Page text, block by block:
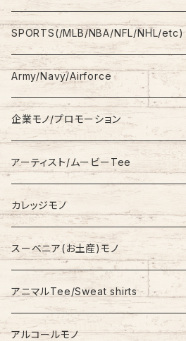
L/S
S/S
Sweatshirt
Hoodie
Fleece
Knit/Sweater
Jacket
Nylon Jacket
Stadium Jumper
Down Jacket
Shorts
adidas
Champion
Carhartt
Columbia
NAUTICA
NIKE
RALPH LAUREN
TOMMY HILFIGER
SPORTS(/MLB/NBA/NFL/NHL/etc)
Army/Navy/Airforce
企業モノ/プロモーション
アーティスト/ムービーTee
カレッジモノ
スーベニア(お土産)モノ
アニマルTee/Sweat shirts
アルコールモノ